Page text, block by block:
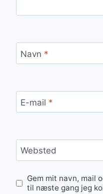
Navn *
E-mail *
Websted
Gem mit navn, mail
til næste gang jeg